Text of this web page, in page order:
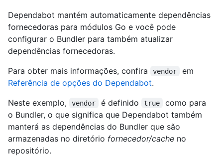
Dependabot mantém automaticamente dependências
fornecedoras para módulos Go e você pode
configurar o Bundler para também atualizar
dependências fornecedoras.
Para obter mais informações, confira
vendor
em
Referência de opções do Dependabot.
Neste exemplo,
vendor é definido true
como para
o Bundler, o que significa que Dependabot também
manterá as dependências do Bundler que são
armazenadas no diretório fornecedor/cache no
repositório.